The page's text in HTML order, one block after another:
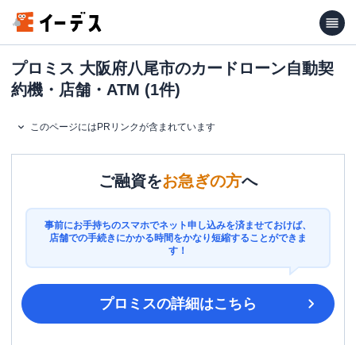
プロミス 大阪府八尾市のカードローン自動契
約機・店舗・ATM (1件)
このページにはPRリンクが含まれています
ご融資をお急ぎの方へ
事前にお手持ちのスマホでネット申し込みを済ませておけば、
店舗での手続きにかかる時間をかなり短縮することができま
す！
プロミスの詳細はこちら